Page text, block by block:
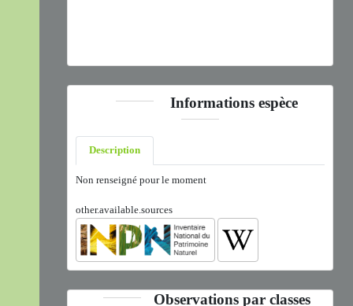
Informations espèce
Description
Non renseigné pour le moment
other.available.sources
Observations par classes